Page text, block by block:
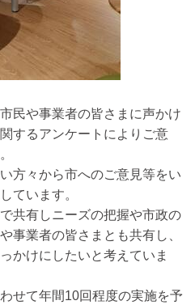
民や事業者の皆さまに声かけ
するアンケートによりご意
方々から市へのご意見等をい
ています。
共有しニーズの把握や市政の
事業者の皆さまとも共有し、
かけにしたいと考えていま
せて年間10回程度の実施を予